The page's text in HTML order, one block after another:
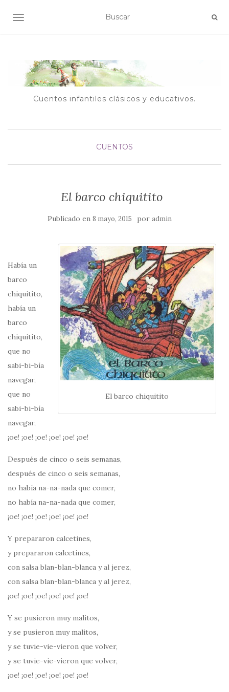
ALTERNAR NAVEGACIÓN
Cuentos infantiles clásicos y educativos.
CUENTOS
El barco chiquitito
Publicado en 8 mayo, 2015 por admin
El barco chiquitito
Había un
barco
chiquitito,
había un
barco
chiquitito,
que no
sabi-bi-bía
navegar,
que no
sabi-bi-bía
navegar,
¡oe! ¡oe! ¡oe! ¡oe! ¡oe! ¡oe!
Después de cinco o seis semanas,
después de cinco o seis semanas,
no había na-na-nada que comer,
no había na-na-nada que comer,
¡oe! ¡oe! ¡oe! ¡oe! ¡oe! ¡oe!
Y prepararon calcetines,
y prepararon calcetines,
con salsa blan-blan-blanca y al jerez,
con salsa blan-blan-blanca y al jerez,
¡oe! ¡oe! ¡oe! ¡oe! ¡oe! ¡oe!
Y se pusieron muy malitos,
y se pusieron muy malitos,
y se tuvie-vie-vieron que volver,
y se tuvie-vie-vieron que volver,
¡oe! ¡oe! ¡oe! ¡oe! ¡oe! ¡oe!